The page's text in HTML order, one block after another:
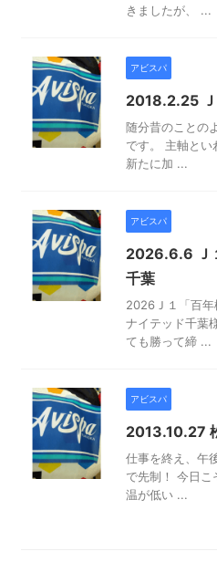
きましたが、 ...
アビスパ
2018.2.25
随分昔のことの
です。 主軸と
新たに加 ...
アビスパ
2026.6.6 Ｊ
千葉
2026Ｊ１「百年
ナイテッド千葉
ても勝って締 ...
アビスパ
2013.10.27
仕事を終え、午
で先制！ 今日
温が低い ...